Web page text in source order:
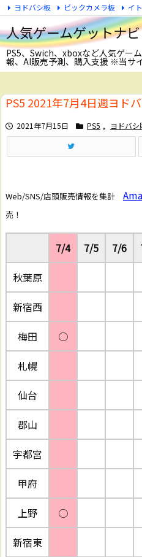
人気ゲームゲットナビ
PS5、Swich、xboxなど人気ゲー
報、AI販売予測、購入支援 ※当サ
ヨドバシ板 ビックカメラ板 イ
PS5 2021年7月4日週ヨド
2021年7月15日 PS5 , ヨドバ
Web/SNS/店頭販売情報を集計
売！
7/4 7/5 7/6
秋葉原
新宿西
梅田
○
札幌
仙台
郡山
宇都宮
甲府
上野
○
新宿東